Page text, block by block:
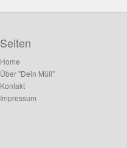
Seiten
Home
Über "Dein Müll"
Kontakt
Impressum